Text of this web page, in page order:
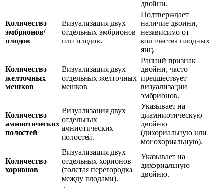
двойни.
Количество
эмбрионов/
плодов
Визуализация двух
отдельных эмбрионов
или плодов.
Подтверждает
наличие двойни,
независимо от
количества плодных
яиц.
Количество
желточных
мешков
Визуализация двух
отдельных желточных
мешков.
Ранний признак
двойни, часто
предшествует
визуализации
эмбрионов.
Количество
амниотических
полостей
Визуализация двух
отдельных
амниотических
полостей.
Указывает на
диамниотическую
двойню
(дихориальную или
монохориальную).
Количество
хорионов
Визуализация двух
отдельных хорионов
(толстая перегородка
между плодами).
Указывает на
дихориальную
двойню.